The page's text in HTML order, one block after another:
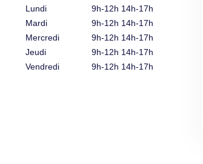
Lundi
Mardi
Mercredi
Jeudi
Vendredi
9h-12h 14h-17h
9h-12h 14h-17h
9h-12h 14h-17h
9h-12h 14h-17h
9h-12h 14h-17h